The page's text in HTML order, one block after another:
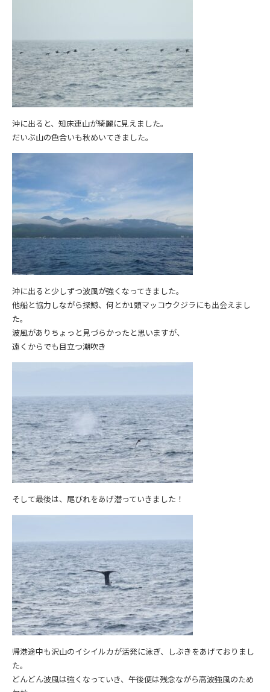
沖に出ると、知床連山が綺麗に見えました。
だいぶ山の色合いも秋めいてきました。
沖に出ると少しずつ波風が強くなってきました。
他船と協力しながら探鯨、何とか1頭マッコウクジラにも出会えまし
た。
波風がありちょっと見づらかったと思いますが、
遠くからでも目立つ潮吹き
そして最後は、尾びれをあげ潜っていきました！
帰港途中も沢山のイシイルカが活発に泳ぎ、しぶきをあげておりまし
た。
どんどん波風は強くなっていき、午後便は残念ながら高波強風のため